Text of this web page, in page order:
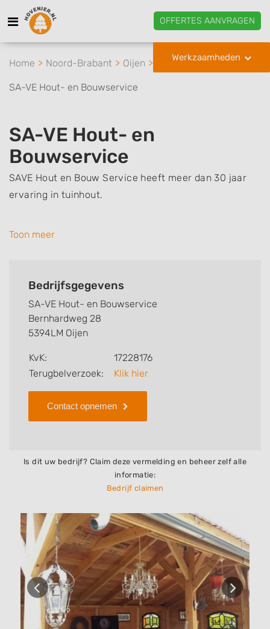
OFFERTES AANVRAGEN
Werkzaamheden
Home Noord-Brabant Oijen
SA-VE Hout- en Bouwservice
SA-VE Hout- en
Bouwservice
SAVE Hout en Bouw Service heeft meer dan 30 jaar
ervaring in tuinhout.
We zijn gespecialiseerd in het op maat maken en
rondom uw huis.
Toon meer
Bedrijfsgegevens
SA-VE Hout- en Bouwservice
Bernhardweg 28
5394LM Oijen
KvK:
17228176
Terugbelverzoek:
Klik hier
Contact opnemen
Is dit uw bedrijf? Claim deze vermelding en beheer zelf alle
informatie:
Bedrijf claimen